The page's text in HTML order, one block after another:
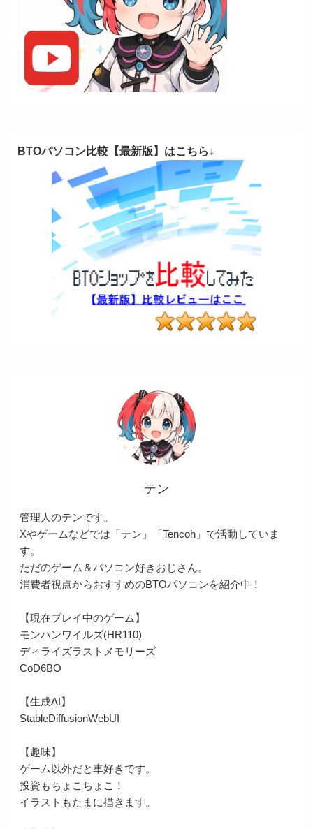
BTOパソコン比較【最新版】はこちら↓
テン
管理人のテンです。
Xやゲームなどでは「テン」「Tencoh」で活動していま
す。
ただのゲーム＆パソコン好きおじさん。
消費者視点からおすすめのBTOパソコンを紹介中！
【現在プレイ中のゲーム】
モンハンワイルズ(HR110)
ディライズラストメモリーズ
CoD6BO
【生成AI】
StableDiffusionWebUI
【趣味】
ゲーム以外だと車好きです。
投資もちょこちょこ！
イラストもたまに描きます。